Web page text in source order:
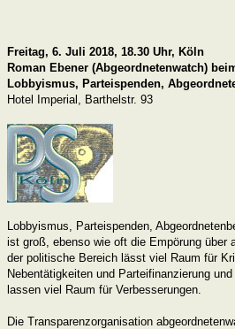
Freitag, 6. Juli 2018, 18.30 Uhr, Köln
Roman Ebener (Abgeordnetenwatch)
Lobbyismus, Parteispenden,
Hotel Imperial, Barthelstr. 93
Lobbyismus, Parteispenden,
ist groß, ebenso wie oft die Empörung über
der politische Bereich lässt viel Raum für
Nebentätigkeiten und Parteifinanzierung
lassen viel Raum für Verbesserungen.
Die Transparenzorganisation